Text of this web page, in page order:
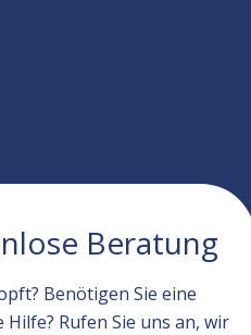
Beratung
Benötigen Sie eine
Rufen Sie uns an, wir